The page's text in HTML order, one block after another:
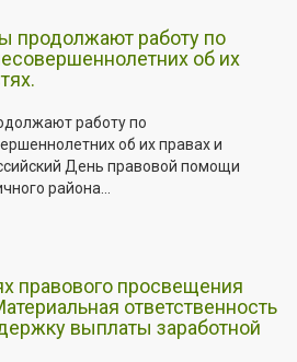
продолжают работу по
об их
работу по
об их правах и
День правовой помощи
района...
правового просвещения
ответственность
выплаты заработной